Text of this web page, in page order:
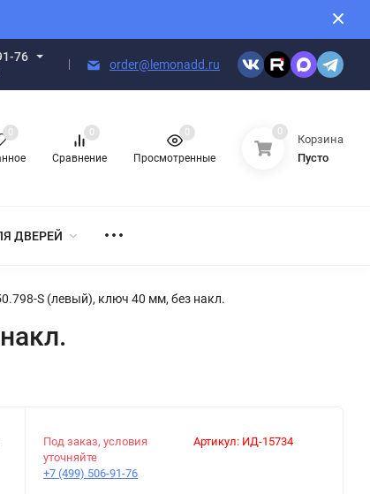
76
order@lemonadd.ru
0
Сравнение
0
Просмотренные
0 0
Корзина
Пусто
ДВЕРЕЙ
S (левый), ключ 40 мм, без накл.
Артикул: ИД-15734
Под заказ, условия
уточняйте
+7 (499) 506-91-76